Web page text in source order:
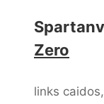
Zero
links